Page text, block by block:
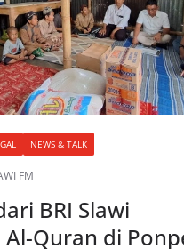
NEWS & TALK
FM
BRI Slawi
Quran di